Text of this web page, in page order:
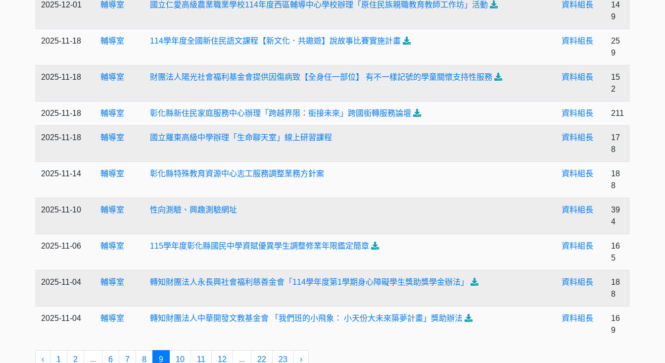
2025-12-01 輔導室 國立仁愛高級農業職業學校114年度西區輔導中心學校辦理「原住民族親職教育教師工作坊」活動 資料組長
14
9
2025-11-18 輔導室 114學年度全國新住民語文課程【新文化．共遨遊】說故事比賽實施計畫 資料組長
25
9
2025-11-18 輔導室 財團法人陽光社會福利基金會提供因傷病致【全身任一部位】 有不一樣記號的學童關懷支持性服務 資料組長
15
2
2025-11-18 輔導室 彰化縣新住民家庭服務中心辦理「跨越界限：銜接未來」跨國銜轉服務論壇 資料組長 211
2025-11-18 輔導室 國立羅東高級中學辦理「生命聊天室」線上研習課程 資料組長
17
8
2025-11-14 輔導室 彰化縣特殊教育資源中心志工服務調整業務方針案 資料組長
18
8
2025-11-10 輔導室 性向測驗、興趣測驗網址 資料組長
39
4
2025-11-06 輔導室 115學年度彰化縣國民中學資賦優異學生調整修業年限鑑定簡章 資料組長
16
5
2025-11-04 輔導室 轉知財團法人永長興社會福利慈善金會「114學年度第1學期身心障礙學生獎助獎學金辦法」 資料組長
18
8
2025-11-04 輔導室 轉知財團法人中華開發文教基金會 「我們班的小飛象： 小天份大未來築夢計畫」獎助辦法 資料組長
16
9
‹ 1 2 ... 6 7 8 9 10 11 12 ... 22 23 ›